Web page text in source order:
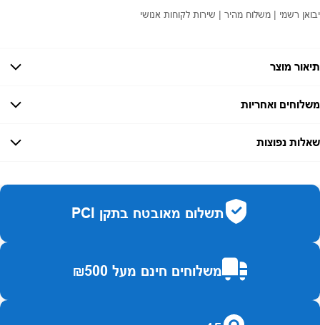
יבואן רשמי | משלוח מהיר | שירות לקוחות אנושי
תיאור מוצר
משלוחים ואחריות
זמן אספקה: עד 7 ימי עסקים
שאלות נפוצות
האם ניתן לחלק תשלומים?
האם ניתן להחזיר מוצר?כן, בהתאם לחוק הגנת הצרכן ובאריזה המקורית
תשלום מאובטח בתקן PCI
משלוחים חינם מעל ₪500